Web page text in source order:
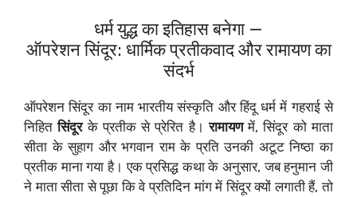
धर्म युद्ध का इतिहास बनेगा —
ऑपरेशन सिंदूर: धार्मिक प्रतीकवाद और रामायण का
संदर्भ
ऑपरेशन सिंदूर का नाम भारतीय संस्कृति और हिंदू धर्म में गहराई से
निहितसिंदूरके प्रतीक से प्रेरित है।रामायणमें, सिंदूर को माता
सीता के सुहाग और भगवान राम के प्रति उनकी अटूट निष्ठा का
प्रतीक माना गया है। एक प्रसिद्ध कथा के अनुसार, जब हनुमान जी
ने माता सीता से पूछा कि वे प्रतिदिन मांग में सिंदूर क्यों लगाती हैं, तो